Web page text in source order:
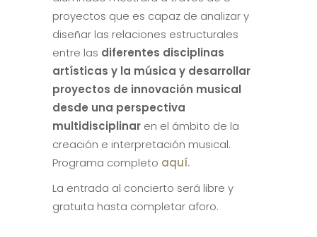
proyectos que es capaz de analizar y
diseñar las relaciones estructurales
entre las diferentes disciplinas
artísticas y la música y desarrollar
proyectos de innovación musical
desde una perspectiva
multidisciplinar en el ámbito de la
creación e interpretación musical.
Programa completo aquí.
La entrada al concierto será libre y
gratuita hasta completar aforo.